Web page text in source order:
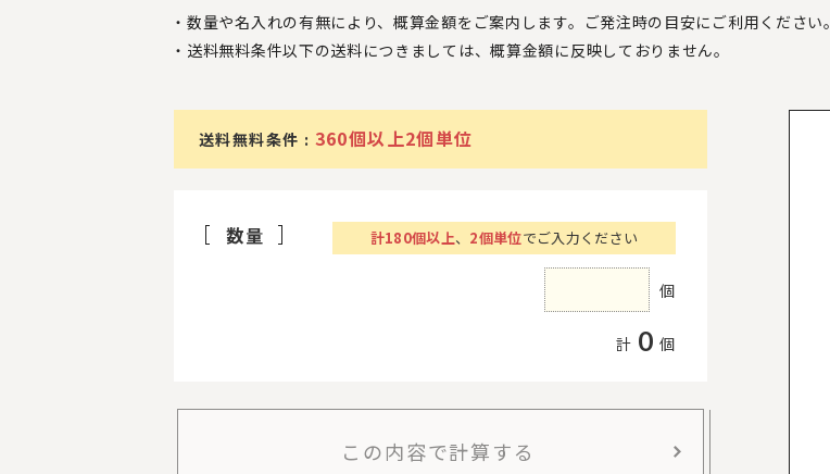
数量や名入れの有無により、概算金額をご案内します。ご発注時の目安にご利用ください。
送料無料条件以下の送料につきましては、概算金額に反映しておりません。
送料無料条件 : 360個以上2個単位
数量 計180個以上、 2個単位でご入力ください
個
計 0 個
この内容で計算する